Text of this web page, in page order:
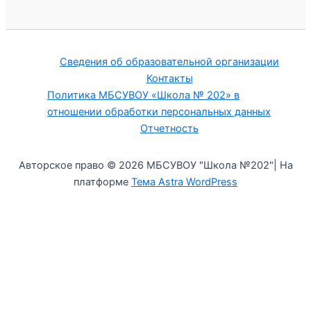
Сведения об образовательной организации
Контакты
Политика МБСУВОУ «Школа № 202» в
отношении обработки персональных данных
Отчетность
Авторское право © 2026 МБСУВОУ "Школа №202"| На
платформе Тема Astra WordPress